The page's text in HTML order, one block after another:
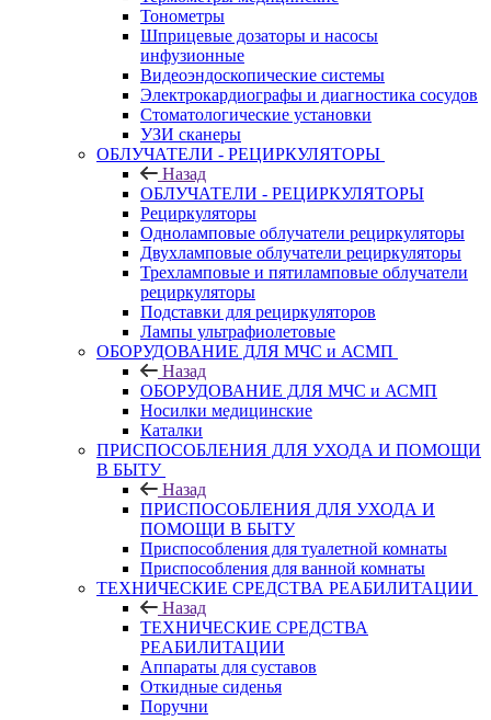
Тонометры
Шприцевые дозаторы и насосы
инфузионные
Видеоэндоскопические системы
Электрокардиографы и диагностика сосудов
Стоматологические установки
УЗИ сканеры
ОБЛУЧАТЕЛИ - РЕЦИРКУЛЯТОРЫ
Назад
ОБЛУЧАТЕЛИ - РЕЦИРКУЛЯТОРЫ
Рециркуляторы
Одноламповые облучатели рециркуляторы
Двухламповые облучатели рециркуляторы
Трехламповые и пятиламповые облучатели
рециркуляторы
Подставки для рециркуляторов
Лампы ультрафиолетовые
ОБОРУДОВАНИЕ ДЛЯ МЧС и АСМП
Назад
ОБОРУДОВАНИЕ ДЛЯ МЧС и АСМП
Носилки медицинские
Каталки
ПРИСПОСОБЛЕНИЯ ДЛЯ УХОДА И ПОМОЩИ
В БЫТУ
Назад
ПРИСПОСОБЛЕНИЯ ДЛЯ УХОДА И
ПОМОЩИ В БЫТУ
Приспособления для туалетной комнаты
Приспособления для ванной комнаты
ТЕХНИЧЕСКИЕ СРЕДСТВА РЕАБИЛИТАЦИИ
Назад
ТЕХНИЧЕСКИЕ СРЕДСТВА
РЕАБИЛИТАЦИИ
Аппараты для суставов
Откидные сиденья
Поручни